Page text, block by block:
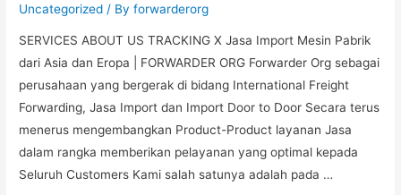
Uncategorized / Byforwarderorg
SERVICES ABOUT US TRACKING X Jasa Import Mesin Pabrik
dari Asia dan Eropa | FORWARDER ORG Forwarder Org sebagai
perusahaan yang bergerak di bidang International Freight
Forwarding, Jasa Import dan Import Door to Door Secara terus
menerus mengembangkan Product-Product layanan Jasa
dalam rangka memberikan pelayanan yang optimal kepada
Seluruh Customers Kami salah satunya adalah pada …